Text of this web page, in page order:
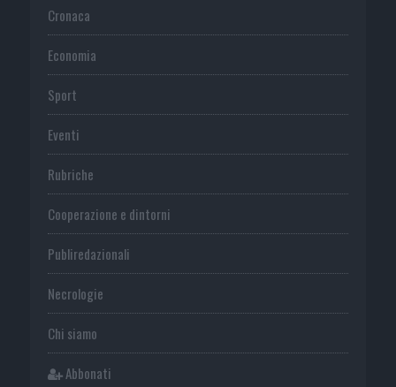
Cronaca
Economia
Sport
Eventi
Rubriche
Cooperazione e dintorni
Publiredazionali
Necrologie
Chi siamo
Abbonati